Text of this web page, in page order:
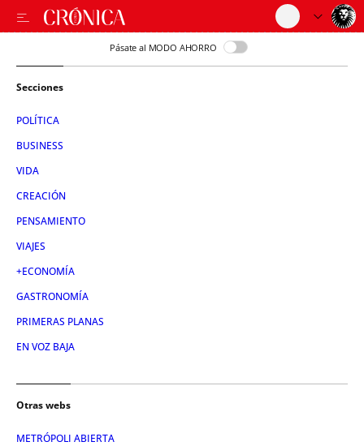
Pásate al MODO AHORRO
Secciones
POLÍTICA
BUSINESS
VIDA
CREACIÓN
PENSAMIENTO
VIAJES
+ECONOMÍA
GASTRONOMÍA
PRIMERAS PLANAS
EN VOZ BAJA
Otras webs
METRÓPOLI ABIERTA